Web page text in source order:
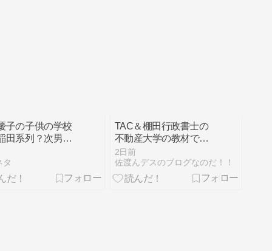
子の子供の学校
田系列？次男の
壊の噂も徹底調
タ
TAC＆棚田行政書士の
不動産大学の教材で紙
１枚勉強法で宅建業法
4日目なのだ！！
2日前
佐渡んデスのブログなのだ！！